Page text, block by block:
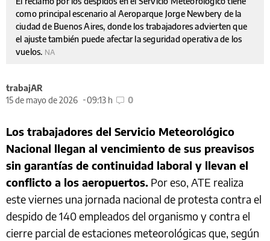
como principal escenario al Aeroparque Jorge Newbery de la
ciudad de Buenos Aires, donde los trabajadores advierten que
el ajuste también puede afectar la seguridad operativa de los
vuelos. NA
trabajAR
15 de mayo de 2026
09:13 h 0
Los trabajadores del Servicio Meteorológico
Nacional llegan al vencimiento de sus preavisos
sin garantías de continuidad laboral y llevan el
conflicto a los aeropuertos. Por eso, ATE realiza
este viernes una jornada nacional de protesta contra el
despido de 140 empleados del organismo y contra el
cierre parcial de estaciones meteorológicas que, según